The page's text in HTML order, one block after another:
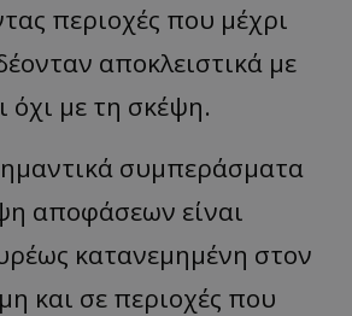
περιοχές που μέχρι
αποκλειστικά με
όχι με τη σκέψη.
συμπεράσματα
αποφάσεων είναι
κατανεμημένη στον
και σε περιοχές που